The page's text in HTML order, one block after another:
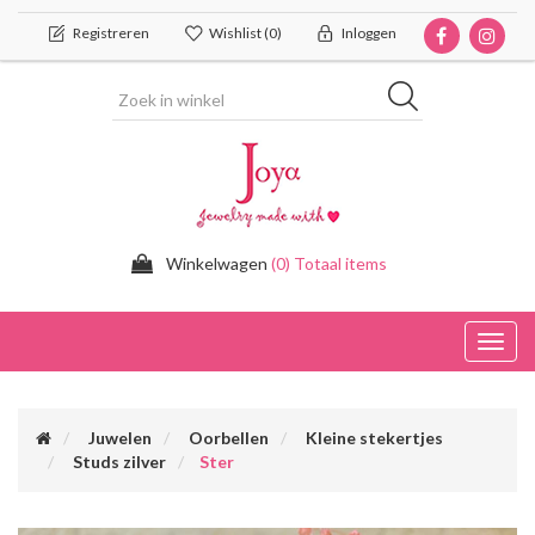
Registreren Wishlist(0) Inloggen
Winkelwagen (0) Totaal items
Juwelen Oorbellen
Kleine stekertjes
Studs zilver
Ster